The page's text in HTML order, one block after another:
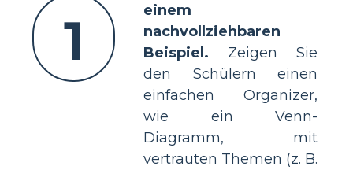
1
einem
nachvollziehbaren
Beispiel. Zeigen Sie
den Schülern einen
einfachen Organizer,
wie ein Venn-
Diagramm, mit
vertrauten Themen (z. B.